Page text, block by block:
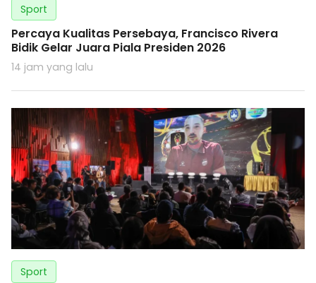
Sport
Percaya Kualitas Persebaya, Francisco Rivera
Bidik Gelar Juara Piala Presiden 2026
14 jam yang lalu
Sport